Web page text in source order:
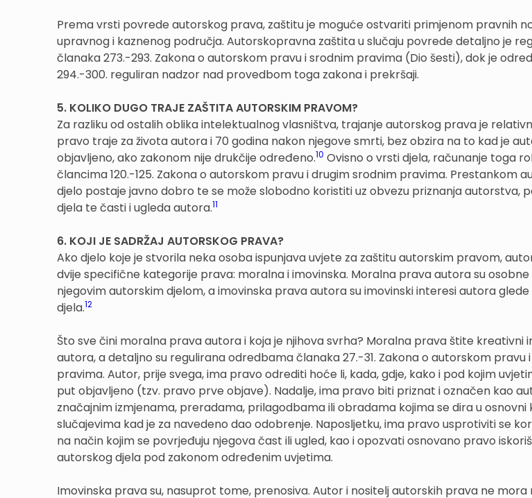
Prema vrsti povrede autorskog prava, zaštitu je moguće ostvariti primjenom pravnih
upravnog i kaznenog područja. Autorskopravna zaštita u slučaju povrede detaljno je
članaka 273.-293. Zakona o autorskom pravu i srodnim pravima (Dio šesti), dok je
294.-300. reguliran nadzor nad provedbom toga zakona i prekršaji.
5. KOLIKO DUGO TRAJE ZAŠTITA AUTORSKIM PRAVOM?
Za razliku od ostalih oblika intelektualnog vlasništva, trajanje autorskog prava je
pravo traje za života autora i 70 godina nakon njegove smrti, bez obzira na to kad je
objavljeno, ako zakonom nije drukčije određeno.10 Ovisno o vrsti djela, računanje toga
člancima 120.-125. Zakona o autorskom pravu i drugim srodnim pravima. Prestankom
djelo postaje javno dobro te se može slobodno koristiti uz obvezu priznanja autorstva,
djela te časti i ugleda autora.11
6. KOJI JE SADRŽAJ AUTORSKOG PRAVA?
Ako djelo koje je stvorila neka osoba ispunjava uvjete za zaštitu autorskim pravom,
dvije specifične kategorije prava: moralna i imovinska. Moralna prava autora su
njegovim autorskim djelom, a imovinska prava autora su imovinski interesi autora
djela.12
Što sve čini moralna prava autora i koja je njihova svrha? Moralna prava štite kreativni
autora, a detaljno su regulirana odredbama članaka 27.-31. Zakona o autorskom pravu
pravima. Autor, prije svega, ima pravo odrediti hoće li, kada, gdje, kako i pod kojim
put objavljeno (tzv. pravo prve objave). Nadalje, ima pravo biti priznat i označen kao
značajnim izmjenama, preradama, prilagodbama ili obradama kojima se dira u osnovni
slučajevima kad je za navedeno dao odobrenje. Naposljetku, ima pravo usprotiviti se
na način kojim se povrjeđuju njegova čast ili ugled, kao i opozvati osnovano pravo
autorskog djela pod zakonom određenim uvjetima.
Imovinska prava su, nasuprot tome, prenosiva. Autor i nositelj autorskih prava ne mora